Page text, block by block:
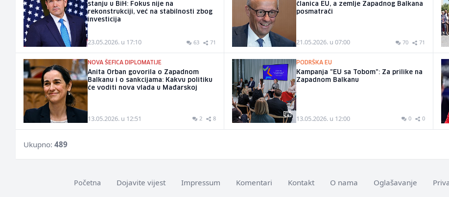
stanju u BiH: Fokus nije na
rekonstrukciji, već na stabilnosti zbog
investicija
23.05.2026. u 17:10 63 71
članica EU, a zemlje Zapadnog Balkana
posmatrači
21.05.2026. u 07:00 70 71
NOVA ŠEFICA DIPLOMATIJE
Anita Orban govorila o Zapadnom
Balkanu i o sankcijama: Kakvu politiku
će voditi nova vlada u Mađarskoj
13.05.2026. u 12:51 2 8
PODRŠKA EU
Kampanja "EU sa Tobom": Za prilike na
Zapadnom Balkanu
13.05.2026. u 12:00 0 0
Ukupno: 489
Početna Dojavite vijest Impressum Komentari Kontakt O nama Oglašavanje